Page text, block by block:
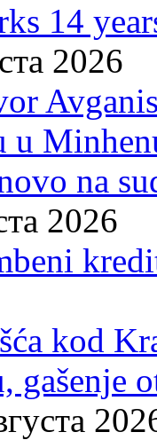
14
2026
u
na
2026
kod
gašenje